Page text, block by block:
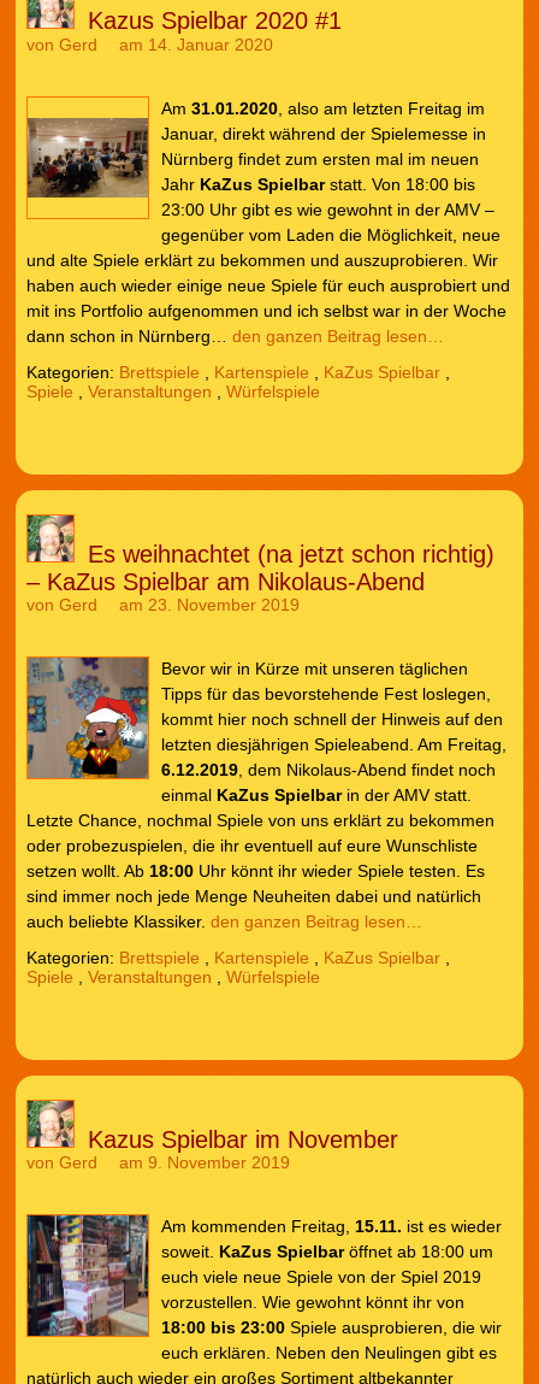
Kazus Spielbar 2020 #1
von Gerd am 14. Januar 2020
Am 31.01.2020, also am letzten Freitag im
Januar, direkt während der Spielemesse in
Nürnberg findet zum ersten mal im neuen
Jahr KaZus Spielbarstatt. Von 18:00 bis
23:00 Uhr gibt es wie gewohnt in der AMV –
gegenüber vom Laden die Möglichkeit, neue
und alte Spiele erklärt zu bekommen und auszuprobieren. Wir
haben auch wieder einige neue Spiele für euch ausprobiert und
mit ins Portfolio aufgenommen und ich selbst war in der Woche
dann schon in Nürnberg… den ganzen Beitrag lesen…
Kategorien: Brettspiele Kartenspiele KaZus Spielbar,
Spiele
Veranstaltungen Würfelspiele
Es weihnachtet (na jetzt schon richtig)
– KaZus Spielbar am Nikolaus-Abend
von Gerd am 23. November 2019
Bevor wir in Kürze mit unseren täglichen
Tipps für das bevorstehende Fest loslegen,
kommt hier noch schnell der Hinweis auf den
letzten diesjährigen Spieleabend. Am Freitag,
6.12.2019, dem Nikolaus-Abend findet noch
einmal KaZus Spielbarin der AMV statt.
Letzte Chance, nochmal Spiele von uns erklärt zu bekommen
oder probezuspielen, die ihr eventuell auf eure Wunschliste
setzen wollt. Ab 18:00Uhr könnt ihr wieder Spiele testen. Es
sind immer noch jede Menge Neuheiten dabei und natürlich
auch beliebte Klassiker. den ganzen Beitrag lesen…
Kategorien: Brettspiele , Kartenspiele , KaZus Spielbar,
Spiele , Veranstaltungen , Würfelspiele
Kazus Spielbar im November
von Gerd am 9. November 2019
Am kommenden Freitag, 15.11. ist es wieder
soweit. KaZus Spielbaröffnet ab 18:00 um
euch viele neue Spiele von der Spiel 2019
vorzustellen. Wie gewohnt könnt ihr von
18:00 bis 23:00Spiele ausprobieren, die wir
euch erklären. Neben den Neulingen gibt es
natürlich auch wieder ein großes Sortiment altbekannter